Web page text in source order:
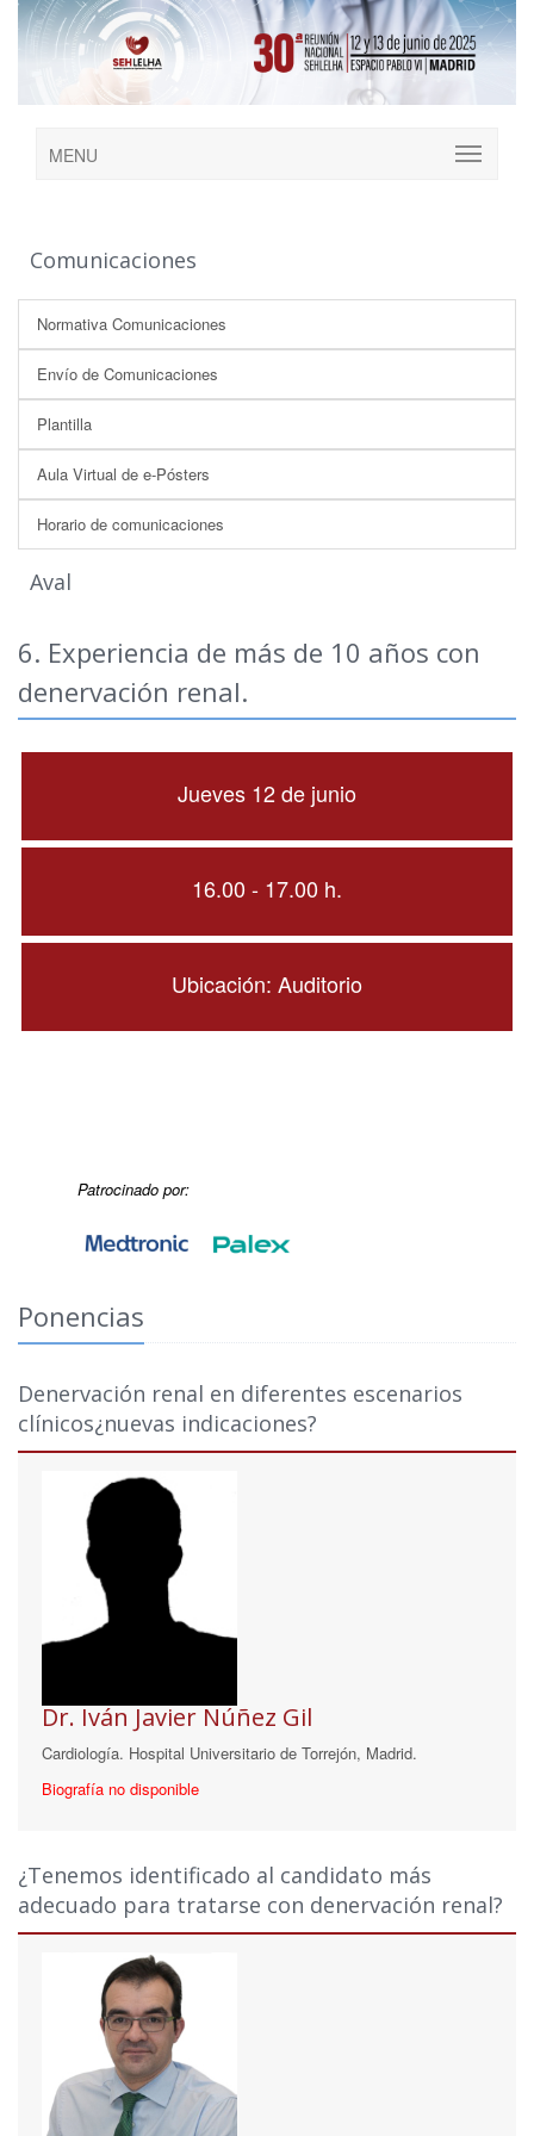
MENU
Comunicaciones
Normativa Comunicaciones
Envío de Comunicaciones
Plantilla
Aula Virtual de e-Pósters
Horario de comunicaciones
Aval
6. Experiencia de más de 10 años con
denervación renal.
Jueves 12 de junio
16.00 - 17.00 h.
Ubicación: Auditorio
Patrocinado por:
Ponencias
Denervación renal en diferentes escenarios
clínicos¿nuevas indicaciones?
Dr. Iván Javier Núñez Gil
Cardiología. Hospital Universitario de Torrejón, Madrid.
Biografía no disponible
¿Tenemos identificado al candidato más
adecuado para tratarse con denervación renal?